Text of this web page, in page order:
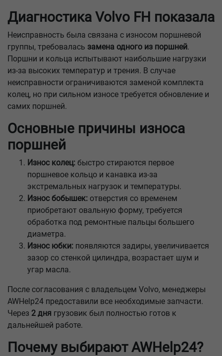
Диагностика Volvo FH показала
Неисправность была связана с износом поршневой
группы, требовалась замена одного из поршней.
Поршни и кольца испытывают наибольшие нагрузки
из-за высоких температур и трения. В случае
неисправности ограничиваются заменой комплекта
колец, но при сильном износе требуется обновление и
самих поршней.
Основные причины износа
поршней
Износ колец: быстро стираются первое
поршневое кольцо и канавка из-за
экстремальных нагрузок и температуры.
Износ бобышек: отверстия со временем
приобретают овальную форму, требуется
обработка под ремонтные пальцы большего
диаметра.
Износ юбки: появляются задиры, увеличивается
зазор со стенкой цилиндра, возрастает шум и
угар масла.
После согласования с владельцем Volvo, менеджеры
AWHelp24 предоставили все необходимые запчасти.
Через 2 дня грузовик был полностью готов к
дальнейшей работе.
Почему выбирают AWHelp24?